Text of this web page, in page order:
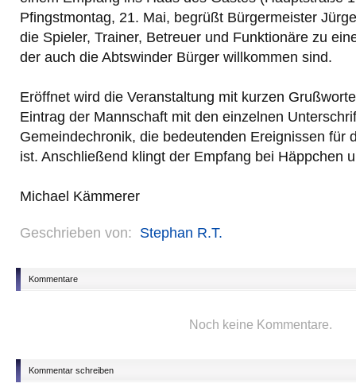
Pfingstmontag, 21. Mai, begrüßt Bürgermeister
die Spieler, Trainer, Betreuer und Funktionäre zu
der auch die Abtswinder Bürger willkommen sind.
Eröffnet wird die Veranstaltung mit kurzen
Eintrag der Mannschaft mit den einzelnen
Gemeindechronik, die bedeutenden Ereignissen für
ist. Anschließend klingt der Empfang bei Häppchen
Michael Kämmerer
Geschrieben von: Stephan R.T.
Kommentare
Noch keine Kommentare.
Kommentar schreiben